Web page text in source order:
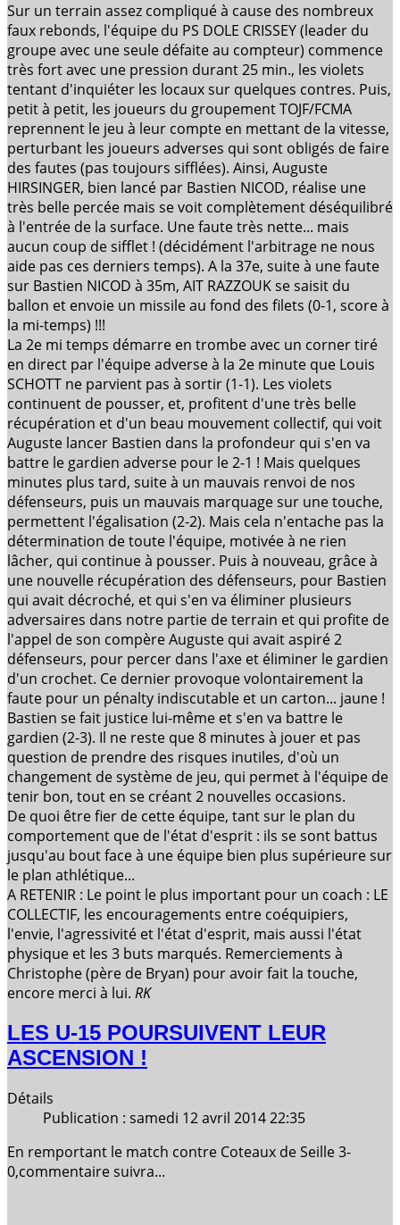
Sur un terrain assez compliqué à cause des nombreux
faux rebonds, l'équipe du PS DOLE CRISSEY (leader du
groupe avec une seule défaite au compteur) commence
très fort avec une pression durant 25 min., les violets
tentant d'inquiéter les locaux sur quelques contres. Puis,
petit à petit, les joueurs du groupement TOJF/FCMA
reprennent le jeu à leur compte en mettant de la vitesse,
perturbant les joueurs adverses qui sont obligés de faire
des fautes (pas toujours sifflées). Ainsi, Auguste
HIRSINGER, bien lancé par Bastien NICOD, réalise une
très belle percée mais se voit complètement déséquilibré
à l'entrée de la surface. Une faute très nette... mais
aucun coup de sifflet ! (décidément l'arbitrage ne nous
aide pas ces derniers temps). A la 37e, suite à une faute
sur Bastien NICOD à 35m, AIT RAZZOUK se saisit du
ballon et envoie un missile au fond des filets (0-1, score à
la mi-temps) !!!
La 2e mi temps démarre en trombe avec un corner tiré
en direct par l'équipe adverse à la 2e minute que Louis
SCHOTT ne parvient pas à sortir (1-1). Les violets
continuent de pousser, et, profitent d'une très belle
récupération et d'un beau mouvement collectif, qui voit
Auguste lancer Bastien dans la profondeur qui s'en va
battre le gardien adverse pour le 2-1 ! Mais quelques
minutes plus tard, suite à un mauvais renvoi de nos
défenseurs, puis un mauvais marquage sur une touche,
permettent l'égalisation (2-2). Mais cela n'entache pas la
détermination de toute l'équipe, motivée à ne rien
lâcher, qui continue à pousser. Puis à nouveau, grâce à
une nouvelle récupération des défenseurs, pour Bastien
qui avait décroché, et qui s'en va éliminer plusieurs
adversaires dans notre partie de terrain et qui profite de
l'appel de son compère Auguste qui avait aspiré 2
défenseurs, pour percer dans l'axe et éliminer le gardien
d'un crochet. Ce dernier provoque volontairement la
faute pour un pénalty indiscutable et un carton... jaune !
Bastien se fait justice lui-même et s'en va battre le
gardien (2-3). Il ne reste que 8 minutes à jouer et pas
question de prendre des risques inutiles, d'où un
changement de système de jeu, qui permet à l'équipe de
tenir bon, tout en se créant 2 nouvelles occasions.
De quoi être fier de cette équipe, tant sur le plan du
comportement que de l'état d'esprit : ils se sont battus
jusqu'au bout face à une équipe bien plus supérieure sur
le plan athlétique...
A RETENIR : Le point le plus important pour un coach : LE
COLLECTIF, les encouragements entre coéquipiers,
l'envie, l'agressivité et l'état d'esprit, mais aussi l'état
physique et les 3 buts marqués. Remerciements à
Christophe (père de Bryan) pour avoir fait la touche,
encore merci à lui. RK
LES U-15 POURSUIVENT LEUR
ASCENSION !
Détails
Publication : samedi 12 avril 2014 22:35
En remportant le match contre Coteaux de Seille 3-
0,commentaire suivra...